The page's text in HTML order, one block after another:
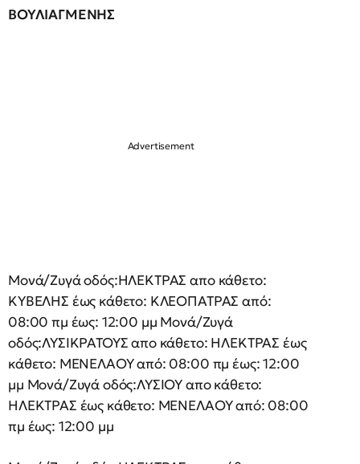
ΒΟΥΛΙΑΓΜΕΝΗΣ
Μονά/Ζυγά οδός:ΗΛΕΚΤΡΑΣ απο κάθετο:
ΚΥΒΕΛΗΣ έως κάθετο: ΚΛΕΟΠΑΤΡΑΣ από:
08:00 πμ έως: 12:00 μμ Μονά/Ζυγά
οδός:ΛΥΣΙΚΡΑΤΟΥΣ απο κάθετο: ΗΛΕΚΤΡΑΣ έως
κάθετο: ΜΕΝΕΛΑΟΥ από: 08:00 πμ έως: 12:00
μμ Μονά/Ζυγά οδός:ΛΥΣΙΟΥ απο κάθετο:
ΗΛΕΚΤΡΑΣ έως κάθετο: ΜΕΝΕΛΑΟΥ από: 08:00
πμ έως: 12:00 μμ